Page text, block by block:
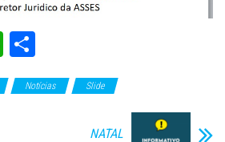
W
ha
ts
o
m
Notícias Slide
NATAL